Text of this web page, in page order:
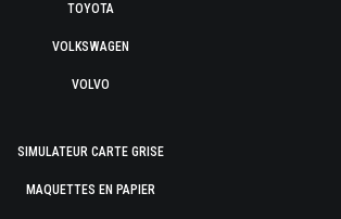
TOYOTA
VOLKSWAGEN
VOLVO
SIMULATEUR CARTE GRISE
MAQUETTES EN PAPIER